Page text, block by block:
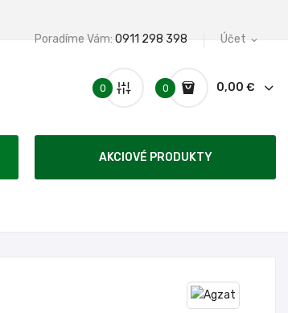
Účet expand_more
Poradíme Vám: 0911 298 398
0 0,00 €
0
AKCIOVÉ PRODUKTY